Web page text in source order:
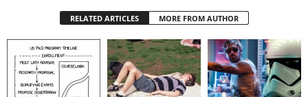
RELATED ARTICLES MORE FROM AUTHOR